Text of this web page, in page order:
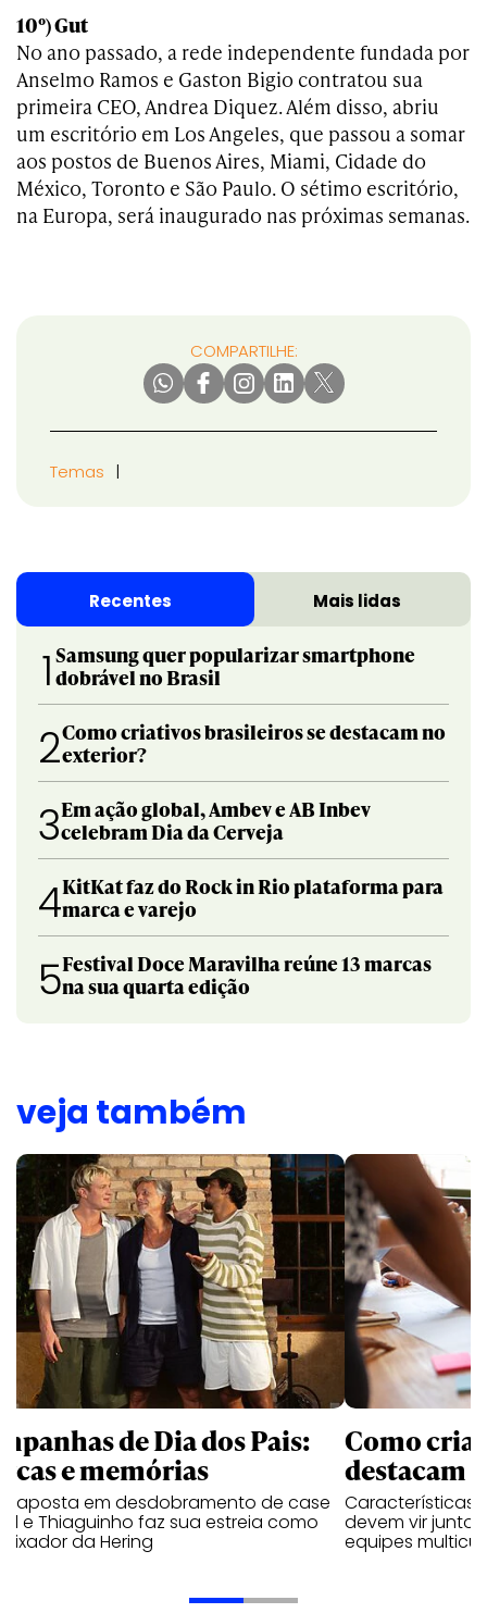
10º) Gut
No ano passado, a rede independente fundada por
Anselmo Ramos e Gaston Bigio contratou sua
primeira CEO, Andrea Diquez. Além disso, abriu
um escritório em Los Angeles, que passou a somar
aos postos de Buenos Aires, Miami, Cidade do
México, Toronto e São Paulo. O sétimo escritório,
na Europa, será inaugurado nas próximas semanas.
COMPARTILHE:
Temas
Recentes Mais lidas
1 Samsung quer popularizar smartphone
dobrável no Brasil
2Como criativos brasileiros se destacam no
exterior?
3Em ação global, Ambev e AB Inbev
celebram Dia da Cerveja
4KitKat faz do Rock in Rio plataforma para
marca e varejo
5Festival Doce Maravilha reúne 13 marcas
na sua quarta edição
veja também
de Dia dos Pais:
e memórias
aposta em desdobramento de case
e Thiaguinho faz sua estreia como
da Hering
Como
destacam
Características
devem vir junto
equipes